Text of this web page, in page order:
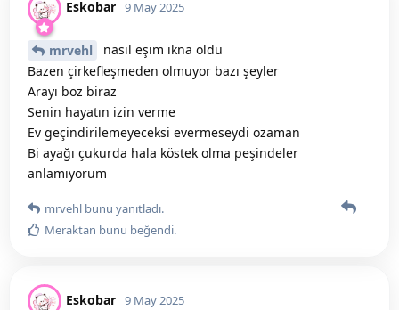
Eskobar 9 May 2025
mrvehl
nasıl eşim ikna oldu
Bazen çirkefleşmeden olmuyor bazı şeyler
Arayı boz biraz
Senin hayatın izin verme
Ev geçindirilemeyeceksi evermeseydi ozaman
Bi ayağı çukurda hala köstek olma peşindeler
anlamıyorum
mrvehl bunu yanıtladı.
Meraktan bunu beğendi.
Eskobar 9 May 2025